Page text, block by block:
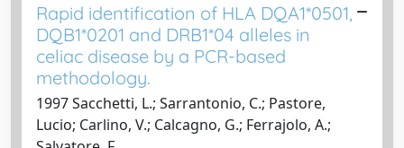
Rapid identification of HLA DQA1*0501,
DQB1*0201 and DRB1*04 alleles in
celiac disease by a PCR-based
methodology.
1997 Sacchetti, L.; Sarrantonio, C.; Pastore,
Lucio; Carlino, V.; Calcagno, G.; Ferrajolo, A.;